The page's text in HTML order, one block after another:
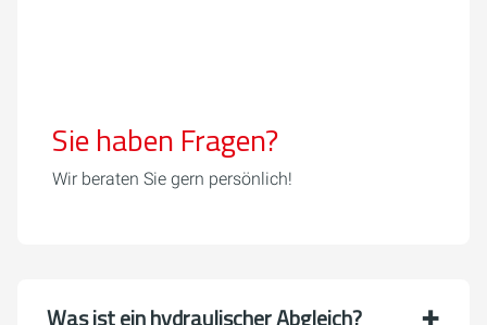
Sie haben Fragen?
Wir beraten Sie gern persönlich!
Was ist ein hydraulischer Abgleich?